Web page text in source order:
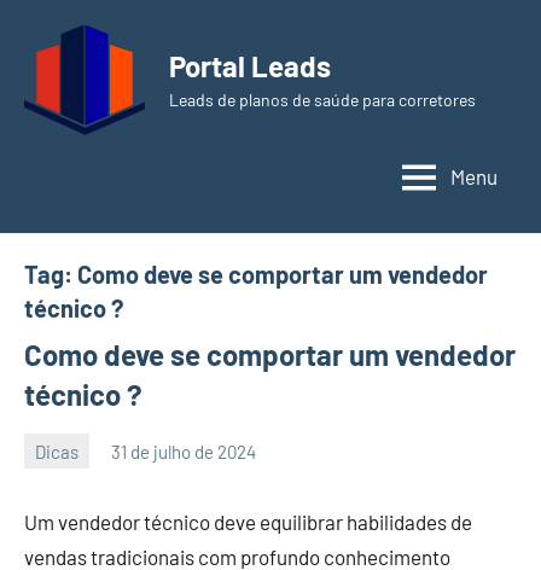
conteúdo
Portal Leads
Leads de planos de saúde para corretores
Menu
Tag: Como deve se comportar um vendedor
técnico ?
Como deve se comportar um vendedor
técnico ?
Dicas 31 de julho de 2024
Um vendedor técnico deve equilibrar habilidades de
vendas tradicionais com profundo conhecimento